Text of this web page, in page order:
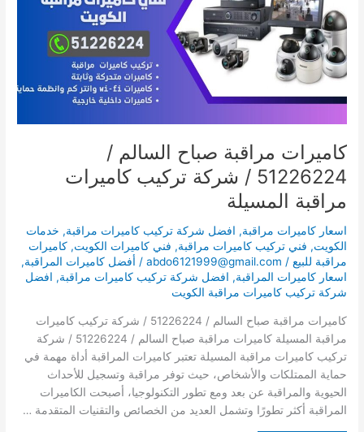
كاميرات مراقبة صباح السالم /
51226224 / شركة تركيب كاميرات
مراقبة المسيلة
اسعار كاميرات مراقبة, افضل شركة تركيب كاميرات مراقبة, خدمات
الكويت, فني تركيب كاميرات مراقبة, فني كاميرات الكويت,كاميرات
مراقبة للبيع /
abdo6121999@gmail.com
/ أفضل كاميرات المراقبة,
اسعار كاميرات المراقبة, افضل شركة تركيب كاميرات مراقبة, افضل
شركة تركيب كاميرات مراقبة الكويت
كاميرات مراقبة صباح السالم / 51226224 / شركة تركيب كاميرات
مراقبة المسيلة كاميرات مراقبة صباح السالم / 51226224 / شركة
تركيب كاميرات مراقبة المسيلة تعتبر كاميرات المراقبة أداة مهمة في
حماية الممتلكات والأشخاص، حيث توفر مراقبة وتسجيل للأحداث
الحيوية والمراقبة عن بعد ومع تطور التكنولوجيا، أصبحت الكاميرات
المراقبة أكثر تطورًا وتشمل العديد من الخصائص والتقنيات المتقدمة …
/
51226224
/
شركة
كاميرات
مراقبة
المسيلة